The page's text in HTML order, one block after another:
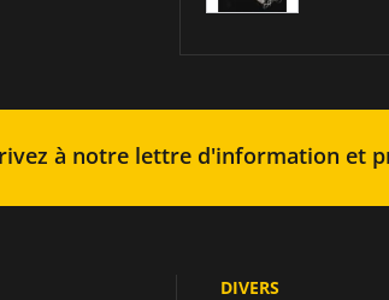
à notre lettre d'information et
DIVERS